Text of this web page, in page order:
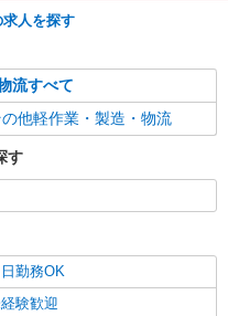
町野上野
1,563円 月収例：日勤
＝18万9,500円 ＋深夜時間58
上記に残業代をプラスして ＼
＼合計26万円以上可能／／ 別途 交通費全額支給
詳細を見る
人を探す
流すべて
の他軽作業・製造・物流
す
勤務OK
験歓迎